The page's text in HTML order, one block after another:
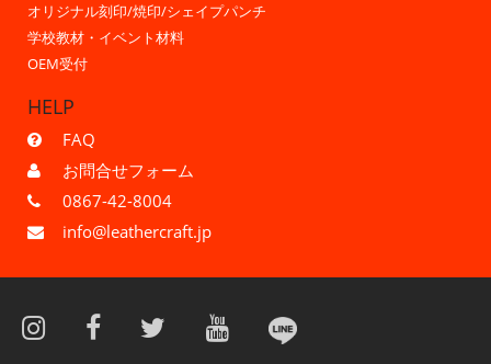
オリジナル刻印/焼印/シェイプパンチ
学校教材・イベント材料
OEM受付
HELP
FAQ
お問合せフォーム
0867-42-8004
info@leathercraft.jp